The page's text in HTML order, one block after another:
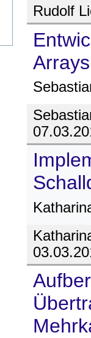
Rudolf
Arrays